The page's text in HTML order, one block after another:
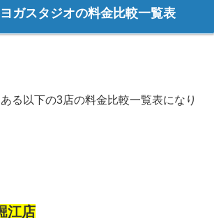
ガスタジオの料金比較一覧表
る以下の3店の料金比較一覧表になり
江店